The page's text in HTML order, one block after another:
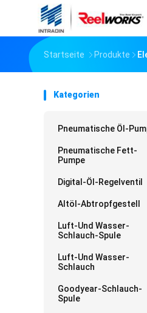
Startseite Produkte
Kategorien
Pneumatische Öl-
Pneumatische Fett-
Pumpe
Digital-Öl-Regelventil
Altöl-Abtropfgestell
Luft-Und Wasser-
Schlauch-Spule
Luft-Und Wasser-
Schlauch
Goodyear-Schlauch-
Spule